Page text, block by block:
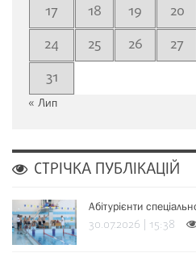
17
18 19 20
24
25 26 27
31
« Лип
СТРІЧКА ПУБЛІКАЦІЙ
Абітурієнти
30.07.2026 | 15:38